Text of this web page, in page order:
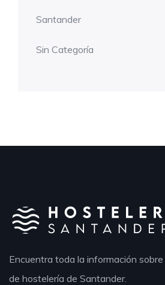
Santander
Sin Categoría
Encuentra toda la información
de hostelería de Santander.